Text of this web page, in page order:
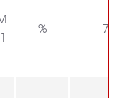
% 7-9